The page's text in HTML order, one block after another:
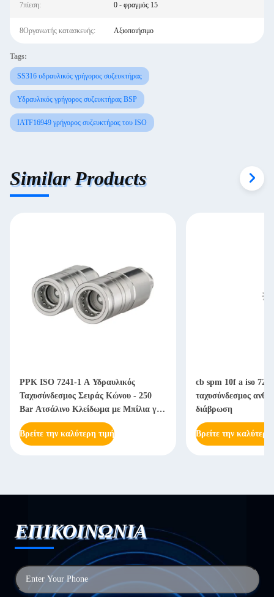
7πίεση: 0 - φραγμός 15
8Οργανωτής κατασκευής: Αξιοποιήσιμο
Tags:
SS316 υδραυλικός γρήγορος συζευκτήρας
Υδραυλικός γρήγορος συζευκτήρας BSP
IATF16949 γρήγορος συζευκτήρας του ISO
Similar Products
PPK ISO 7241-1 A Υδραυλικός
Ταχυσύνδεσμος Σειράς Κώνου - 250
Bar Ατσάλινο Κλείδωμα με Μπίλια για
Βαριά Μηχανήματα
Βρείτε την καλύτερη τιμή
cb spm 10f a iso
ταχυσύνδεσμος
διάβρωση
Βρείτε την καλύτερη
ΕΠΙΚΟΙΝΩΝΙΑ